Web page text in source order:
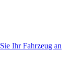
Ihr Fahrzeug an